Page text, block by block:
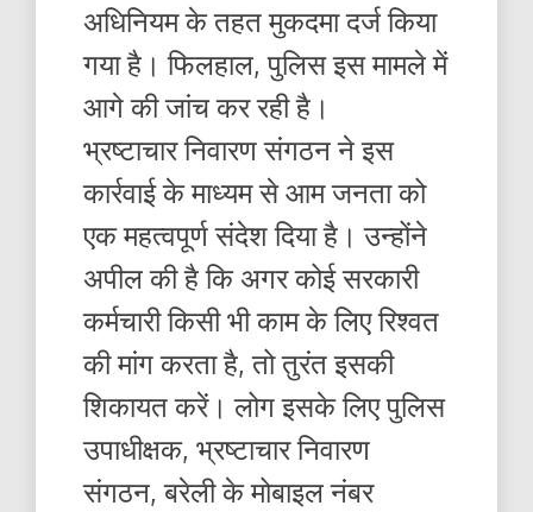
अधिनियम के तहत मुकदमा दर्ज किया
गया है। फिलहाल, पुलिस इस मामले में
आगे की जांच कर रही है।
भ्रष्टाचार निवारण संगठन ने इस
कार्रवाई के माध्यम से आम जनता को
एक महत्वपूर्ण संदेश दिया है। उन्होंने
अपील की है कि अगर कोई सरकारी
कर्मचारी किसी भी काम के लिए रिश्वत
की मांग करता है, तो तुरंत इसकी
शिकायत करें। लोग इसके लिए पुलिस
उपाधीक्षक, भ्रष्टाचार निवारण
संगठन, बरेली के मोबाइल नंबर